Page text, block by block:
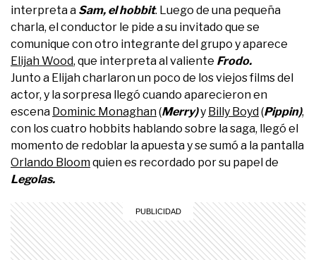
interpreta a Sam, el hobbit. Luego de una pequeña
charla, el conductor le pide a su invitado que se
comunique con otro integrante del grupo y aparece
Elijah Wood, que interpreta al valiente Frodo.
Junto a Elijah charlaron un poco de los viejos films del
actor, y la sorpresa llegó cuando aparecieron en
escena Dominic Monaghan(Merry)y Billy Boyd(Pippin),
con los cuatro hobbits hablando sobre la saga, llegó el
momento de redoblar la apuesta y se sumó a la pantalla
Orlando Bloomquien es recordado por su papel de
Legolas.